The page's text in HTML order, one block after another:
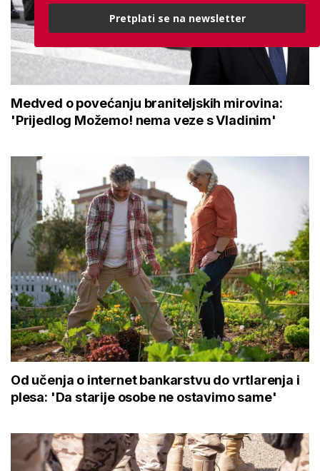
Medved o povećanju braniteljskih mirovina:
'Prijedlog Možemo! nema veze s Vladinim'
Od učenja o internet bankarstvu do vrtlarenja i
plesa: 'Da starije osobe ne ostavimo same'
Pretplati se na newsletter